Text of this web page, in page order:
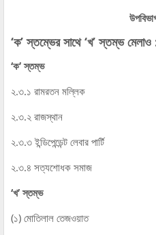
‘ক’ স্তম্ভের সাথে ‘খ’ স্তম্ভ মেলাও
‘ক’ স্তম্ভ
২.৩.১ রামরতন মল্লিক
২.৩.২ রাজস্থান
২.৩.৩ ইন্ডিপেন্ডেন্ট লেবার পার্টি
২.৩.৪ সত্যশোধক সমাজ
‘খ’ স্তম্ভ
(১) মোতিলাল তেজওয়াত